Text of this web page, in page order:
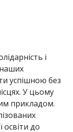
і
успішною без
У цьому
прикладом.
освіти до